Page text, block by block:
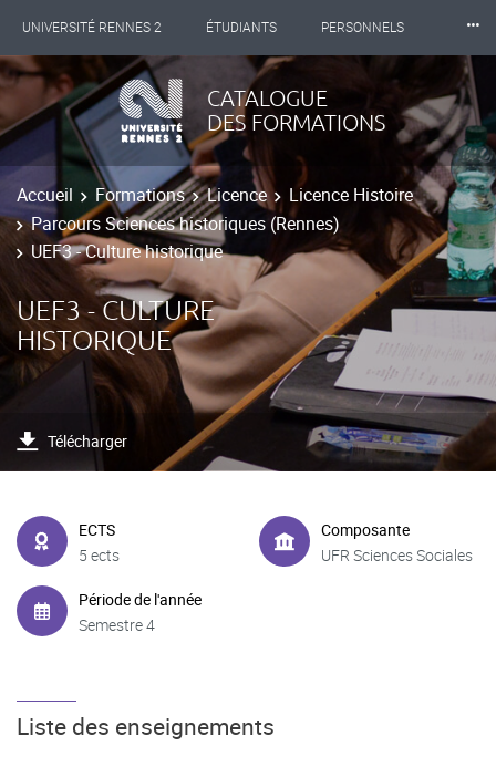
UNIVERSITÉ RENNES 2 ÉTUDIANTS PERSONNELS
INTERNATIONAL PROFESSIONNELS BIBLIOTHÈQUES
LES NOUVELLES DE RENNES 2
⸱⸱⸱
CATALOGUE
DES FORMATIONS
Accueil Formations Licence
Licence Histoire
Parcours Sciences historiques (Rennes)
UEF3 - Culture historique
UEF3 - CULTURE
HISTORIQUE
Télécharger
ECTS
5 ects
Composante
UFR Sciences Sociales
Période de l'année
Semestre 4
Liste des enseignements